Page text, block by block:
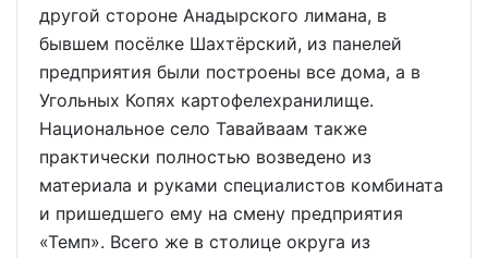
другой стороне Анадырского лимана, в
бывшем посёлке Шахтёрский, из панелей
предприятия были построены все дома, а в
Угольных Копях картофелехранилище.
Национальное село Тавайваам также
практически полностью возведено из
материала и руками специалистов комбината
и пришедшего ему на смену предприятия
«Темп». Всего же в столице округа из